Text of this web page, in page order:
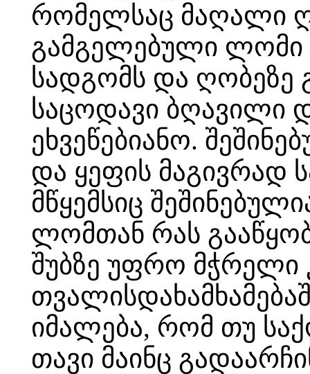
რომელსაც მაღალი
გამგელებული ლომი
სადგომს და
საცოდავი ბღავილი
ეხვეწებიანო.
და ყეფის მაგივრად
მწყემსიც
ლომთან რას
შუბზე უფრო მჭრელი
იმალება, რომ თუ
თავი მაინც